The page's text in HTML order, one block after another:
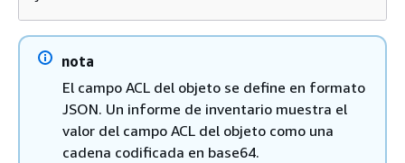
nota
El campo ACL del objeto se define en formato
JSON. Un informe de inventario muestra el
valor del campo ACL del objeto como una
cadena codificada en base64.